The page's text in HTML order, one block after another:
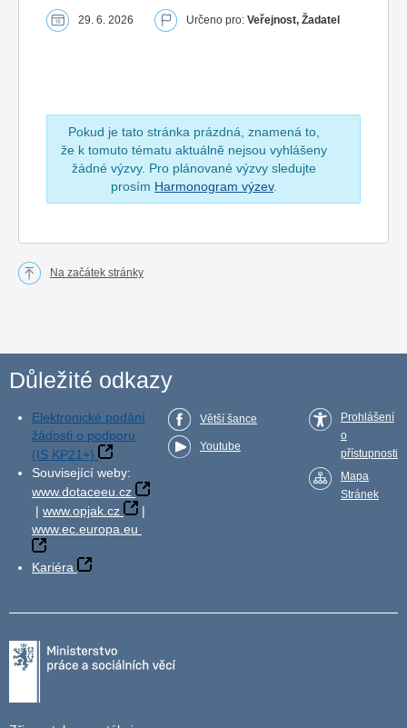
29. 6. 2026 Určeno pro: Veřejnost, Žadatel
Pokud je tato stránka prázdná, znamená to,
že k tomuto tématu aktuálně nejsou vyhlášeny
žádné výzvy. Pro plánované výzvy sledujte
prosím Harmonogram výzev.
Na začátek stránky
Důležité odkazy
Elektronické podání
žádosti o podporu
(IS KP21+)
Související weby:
www.dotaceeu.cz
| www.opjak.cz
|
www.ec.europa.eu
Kariéra
Větší šance
Youtube
Prohlášení
o
přístupnosti
Mapa
Stránek